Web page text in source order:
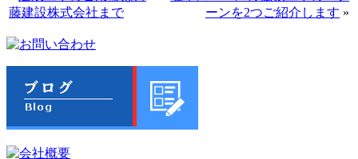
藤建設株式会社まで
ーンを2つご紹介します »